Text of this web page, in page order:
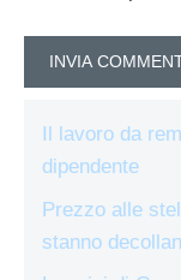
Il lavoro da
dipendente
Prezzo alle
stanno